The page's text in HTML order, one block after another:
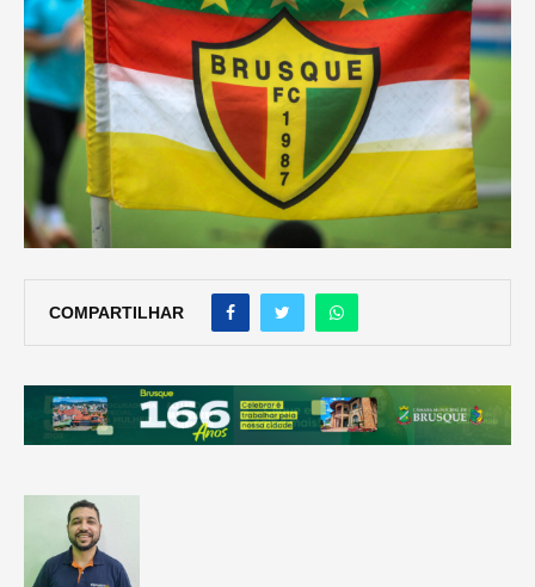
COMPARTILHAR